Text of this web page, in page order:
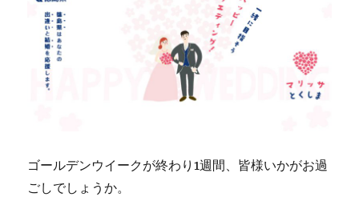
ゴールデンウイークが終わり1週間、皆様いかがお過
ごしでしょうか。